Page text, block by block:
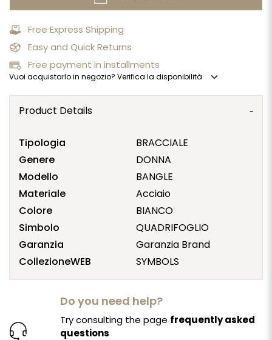
Free Express Shipping
Easy and Quick Returns
Free payment in installments
Vuoi acquistarlo in negozio? Verifica la disponibilità expand_more
Product Details
Tipologia
BRACCIALE
Genere
DONNA
Modello
BANGLE
Materiale
Acciaio
Colore
BIANCO
Simbolo
QUADRIFOGLIO
Garanzia
Garanzia Brand
CollezioneWEB
SYMBOLS
Do you need help?
Try consulting the page frequently asked
questions